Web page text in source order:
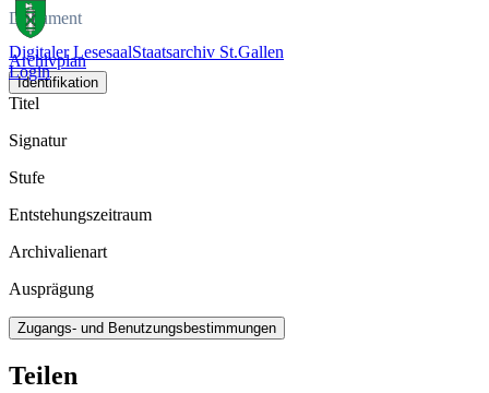
Digitaler LesesaalStaatsarchiv St.Gallen
Login
Dokument
Archivplan
Identifikation
Titel
Signatur
Stufe
Entstehungszeitraum
Archivalienart
Ausprägung
Zugangs- und Benutzungsbestimmungen
Teilen